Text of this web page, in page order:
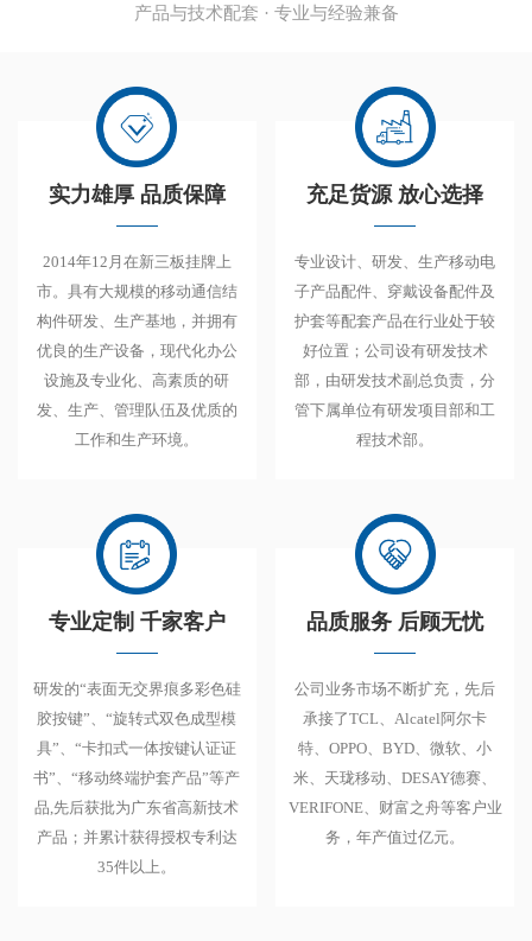
产品与技术配套 · 专业与经验兼备
实力雄厚 品质保障
2014年12月在新三板挂牌上
市。具有大规模的移动通信结
构件研发、生产基地，并拥有
优良的生产设备，现代化办公
设施及专业化、高素质的研
发、生产、管理队伍及优质的
工作和生产环境。
充足货源 放心选择
专业设计、研发、生产移动电
子产品配件、穿戴设备配件及
护套等配套产品在行业处于较
好位置；公司设有研发技术
部，由研发技术副总负责，分
管下属单位有研发项目部和工
程技术部。
专业定制 千家客户
研发的“表面无交界痕多彩色硅
胶按键”、“旋转式双色成型模
具”、“卡扣式一体按键认证证
书”、“移动终端护套产品”等产
品,先后获批为广东省高新技术
产品；并累计获得授权专利达
35件以上。
品质服务 后顾无忧
公司业务市场不断扩充，先后
承接了TCL、Alcatel阿尔卡
特、OPPO、BYD、微软、小
米、天珑移动、DESAY德赛、
VERIFONE、财富之舟等客户业
务，年产值过亿元。